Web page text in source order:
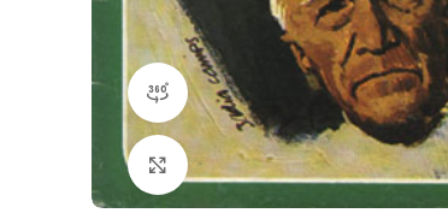
360 product view
Klikni da povečaš